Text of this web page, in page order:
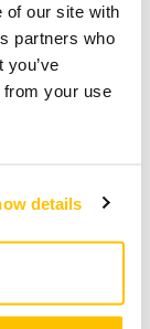
of our site with
partners who
from your use
details
gaat